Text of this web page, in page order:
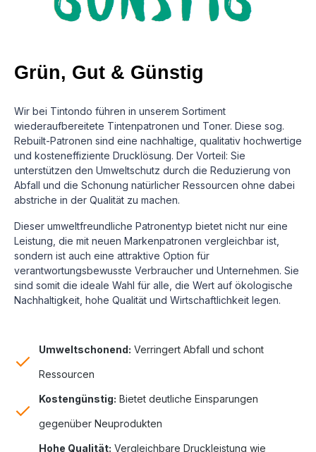
Grün, Gut & Günstig
Wir bei Tintondo führen in unserem Sortiment
wiederaufbereitete Tintenpatronen und Toner. Diese sog.
Rebuilt-Patronen sind eine nachhaltige, qualitativ hochwertige
und kosteneffiziente Drucklösung. Der Vorteil: Sie
unterstützen den Umweltschutz durch die Reduzierung von
Abfall und die Schonung natürlicher Ressourcen ohne dabei
abstriche in der Qualität zu machen.
Dieser umweltfreundliche Patronentyp bietet nicht nur eine
Leistung, die mit neuen Markenpatronen vergleichbar ist,
sondern ist auch eine attraktive Option für
verantwortungsbewusste Verbraucher und Unternehmen. Sie
sind somit die ideale Wahl für alle, die Wert auf ökologische
Nachhaltigkeit, hohe Qualität und Wirtschaftlichkeit legen.
Umweltschonend: Verringert Abfall und schont
Ressourcen
Kostengünstig: Bietet deutliche Einsparungen
gegenüber Neuprodukten
Hohe Qualität: Vergleichbare Druckleistung wie